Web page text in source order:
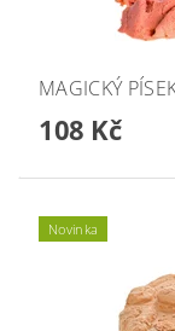
MAGICKÝ
108 Kč
Novinka